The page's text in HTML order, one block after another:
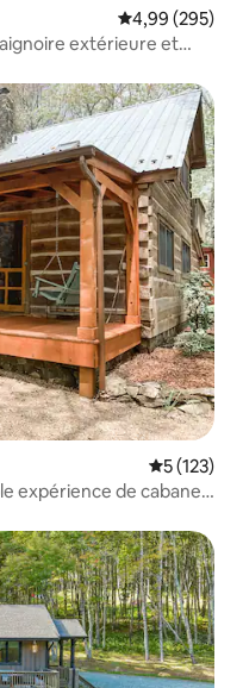
Évaluation
4,99 (295)
extérieure et
appréciés
Évaluation
5 (123)
expérience de cabane